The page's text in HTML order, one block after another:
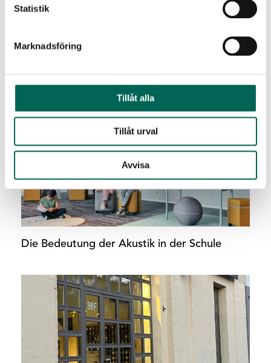
Statistik
Marknadsföring
Tillåt alla
Tillåt urval
Avvisa
Die Bedeutung der Akustik in der Schule